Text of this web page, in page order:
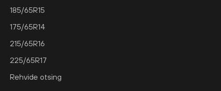
185/65R15
175/65R14
215/65R16
225/65R17
Rehvide otsing